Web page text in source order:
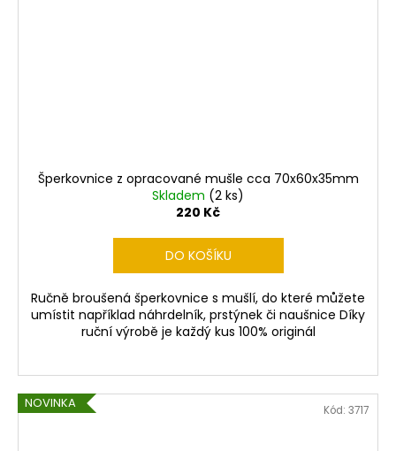
Šperkovnice z opracované mušle cca 70x60x35mm
Skladem (2 ks)
220 Kč
DO KOŠÍKU
Ručně broušená šperkovnice s mušlí, do které můžete
umístit například náhrdelník, prstýnek či naušnice Díky
ruční výrobě je každý kus 100% originál
NOVINKA Kód: 3717